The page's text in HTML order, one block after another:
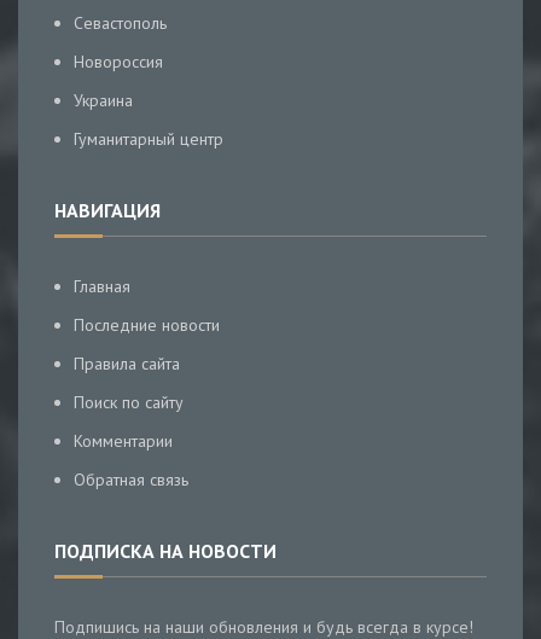
Севастополь
Новороссия
Украина
Гуманитарный центр
НАВИГАЦИЯ
Главная
Последние новости
Правила сайта
Поиск по сайту
Комментарии
Обратная связь
ПОДПИСКА НА НОВОСТИ
Подпишись на наши обновления и будь всегда в курсе!